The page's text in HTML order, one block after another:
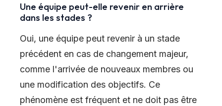
Une équipe peut-elle revenir en arrière
dans les stades ?
Oui, une équipe peut revenir à un stade
précédent en cas de changement majeur,
comme l'arrivée de nouveaux membres ou
une modification des objectifs. Ce
phénomène est fréquent et ne doit pas être